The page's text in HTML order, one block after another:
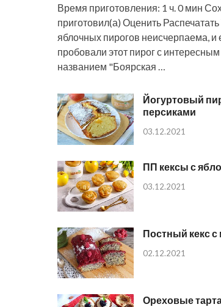
Время приготовления: 1 ч. 0 мин
приготовил(а) Оценить
яблочных пирогов неисчерпаема, и
пробовали этот пирог с интересным
названием "Боярская …
Йогуртовый
персиками
03.12.2021
ПП кексы с
03.12.2021
Постный кекс
02.12.2021
Ореховые